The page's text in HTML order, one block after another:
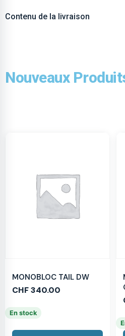
Contenu de la livraison
Nouveaux
MONOBLOC TAIL DW
CHF340.00
En stock